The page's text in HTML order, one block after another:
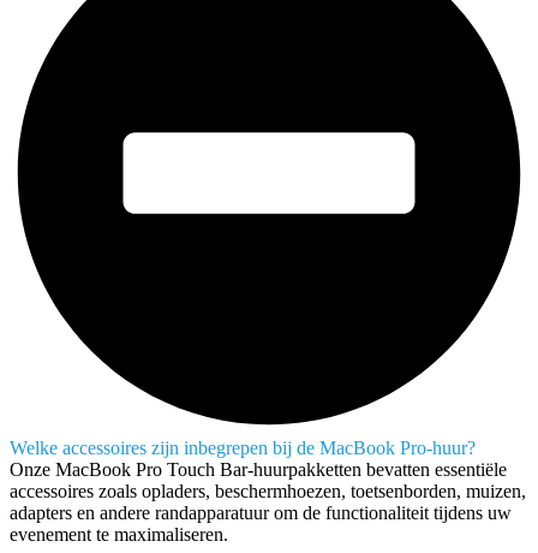
Welke accessoires zijn inbegrepen bij de MacBook Pro-huur?
Onze MacBook Pro Touch Bar-huurpakketten bevatten essentiële
accessoires zoals opladers, beschermhoezen, toetsenborden, muizen,
adapters en andere randapparatuur om de functionaliteit tijdens uw
evenement te maximaliseren.